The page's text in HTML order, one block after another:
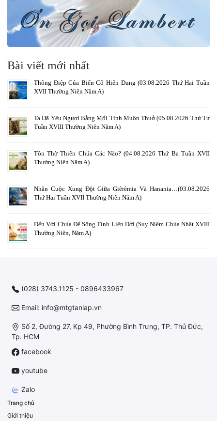
Bài viết mới nhất
Thông Điệp Của Biến Cố Hiển Dung (03.08.2026 Thứ Hai Tuần
XVII Thường Niên Năm A)
Ta Đã Yêu Ngươi Bằng Mối Tình Muôn Thuở (05.08.2026 Thứ Tư
Tuần XVIII Thường Niên Năm A)
Tôn Thờ Thiên Chúa Các Nào? (04.08.2026 Thứ Ba Tuần XVII
Thường Niên Năm A)
Nhân Cuộc Xung Đột Giữa Giêrêmia Và Hanania…(03.08.2026
Thứ Hai Tuần XVII Thường Niên Năm A)
Đến Với Chúa Để Sống Tình Liên Đới (Suy Niệm Chúa Nhật XVIII
Thường Niên, Năm A)
(028) 3743.1125 - 0896433967
Email: info@mtgtanlap.vn
Số 2, Đường 27, Kp 49, Phường Bình Trưng, TP. Thủ Đức,
Tp. HCM
facebook
youtube
Zalo
Trang chủ
Giới thiệu